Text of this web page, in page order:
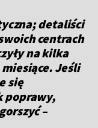
detaliści
centrach
na kilka
Jeśli
się
poprawy,
–